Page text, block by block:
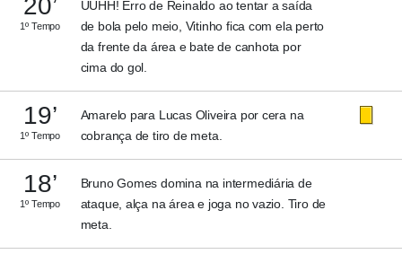
20’
1º Tempo
UUHH! Erro de Reinaldo ao tentar a saída
de bola pelo meio, Vitinho fica com ela perto
da frente da área e bate de canhota por
cima do gol.
19’
1º Tempo
Amarelo para Lucas Oliveira por cera na
cobrança de tiro de meta.
18’
1º Tempo
Bruno Gomes domina na intermediária de
ataque, alça na área e joga no vazio. Tiro de
meta.